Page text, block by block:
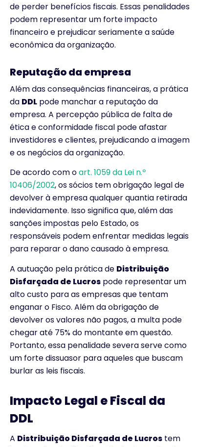
de perder benefícios fiscais. Essas penalidades
podem representar um forte impacto
financeiro e prejudicar seriamente a saúde
econômica da organização.
Reputação da empresa
Além das consequências financeiras, a prática
da DDL pode manchar a reputação da
empresa. A percepção pública de falta de
ética e conformidade fiscal pode afastar
investidores e clientes, prejudicando a imagem
e os negócios da organização.
De acordo com oart. 1059 da Lei n.º
10406/2002, os sócios tem obrigação legal de
devolver à empresa qualquer quantia retirada
indevidamente. Isso significa que, além das
sanções impostas pelo Estado, os
responsáveis podem enfrentar medidas legais
para reparar o dano causado à empresa.
A autuação pela prática de Distribuição
Disfarçada de Lucros pode representar um
alto custo para as empresas que tentam
enganar o Fisco. Além da obrigação de
devolver os valores não pagos, a multa pode
chegar até 75% do montante em questão.
Portanto, essa penalidade severa serve como
um forte dissuasor para aqueles que buscam
burlar as leis fiscais.
Impacto Legal e Fiscal da
DDL
A Distribuição Disfarçada de Lucros tem